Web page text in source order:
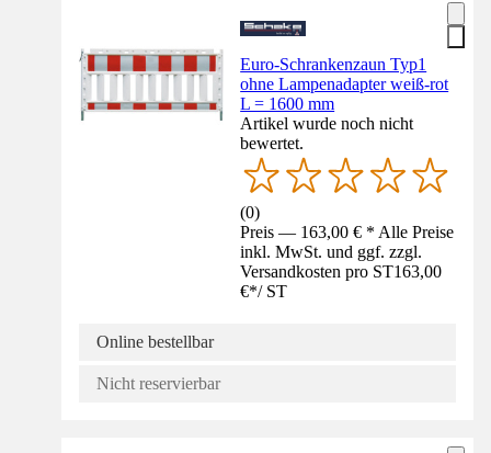
Euro-Schrankenzaun Typ1
ohne Lampenadapter weiß-rot
L = 1600 mm
Artikel wurde noch nicht
bewertet.
(0)
Preis — 163,00 € * Alle Preise
inkl. MwSt. und ggf. zzgl.
Versandkosten pro ST163,00
€*/ ST
Online bestellbar
Nicht reservierbar